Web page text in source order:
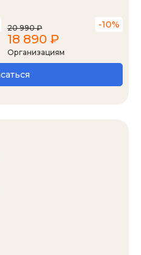
20 990 ₽ -10%
18 890 ₽
Организациям